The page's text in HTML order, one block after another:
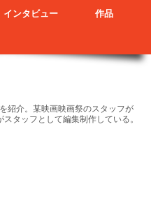
インタビュー 作品
紹介。某映画映画祭のスタッフが
タッフとして編集制作している。